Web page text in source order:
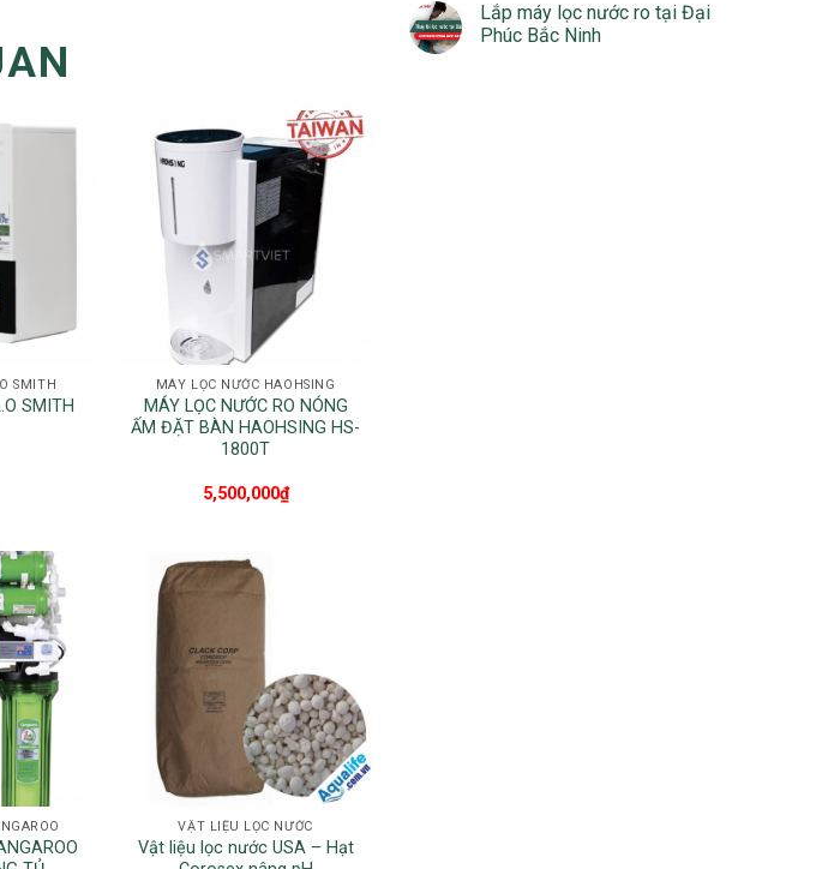
SMITH
SMITH
MÁY LỌC NƯỚC HAOHSING
MÁY LỌC NƯỚC RO NÓNG
ẤM ĐẶT BÀN HAOHSING HS-
1800T
5,500,000₫
VẬT LIỆU LỌC NƯỚC
Vật liệu lọc nước USA – Hạt
Lắp máy lọc nước ro tại Đại
Phúc Bắc Ninh